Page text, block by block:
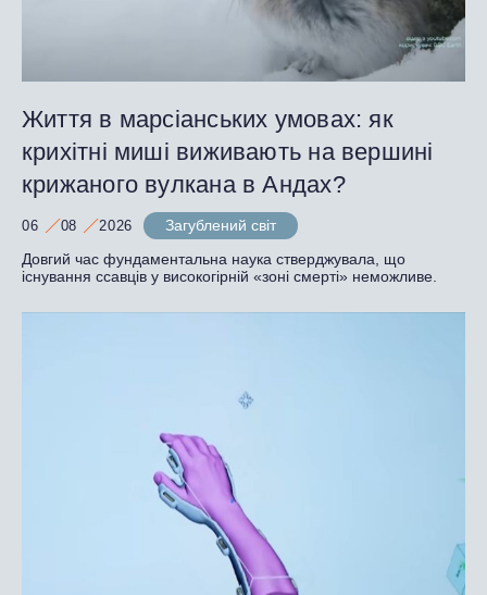
Життя в марсіанських умовах: як
крихітні миші виживають на вершині
крижаного вулкана в Андах?
06 08 2026
Загублений світ
Довгий час фундаментальна наука стверджувала, що
існування ссавців у високогірній «зоні смерті» неможливе.